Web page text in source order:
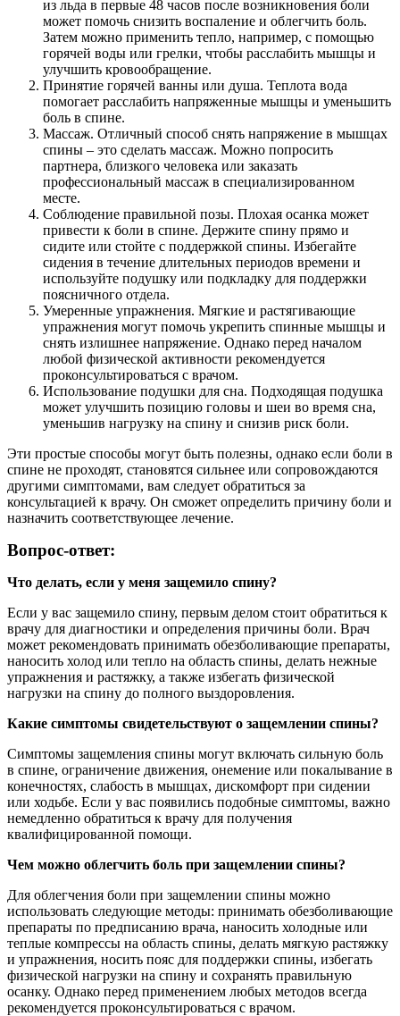
из льда в первые 48 часов после возникновения боли
может помочь снизить воспаление и облегчить боль.
Затем можно применить тепло, например, с помощью
горячей воды или грелки, чтобы расслабить мышцы и
улучшить кровообращение.
Принятие горячей ванны или душа. Теплота вода
помогает расслабить напряженные мышцы и уменьшить
боль в спине.
Массаж. Отличный способ снять напряжение в мышцах
спины – это сделать массаж. Можно попросить
партнера, близкого человека или заказать
профессиональный массаж в специализированном
месте.
Соблюдение правильной позы. Плохая осанка может
привести к боли в спине. Держите спину прямо и
сидите или стойте с поддержкой спины. Избегайте
сидения в течение длительных периодов времени и
используйте подушку или подкладку для поддержки
поясничного отдела.
Умеренные упражнения. Мягкие и растягивающие
упражнения могут помочь укрепить спинные мышцы и
снять излишнее напряжение. Однако перед началом
любой физической активности рекомендуется
проконсультироваться с врачом.
Использование подушки для сна. Подходящая подушка
может улучшить позицию головы и шеи во время сна,
уменьшив нагрузку на спину и снизив риск боли.
Эти простые способы могут быть полезны, однако если боли в
спине не проходят, становятся сильнее или сопровождаются
другими симптомами, вам следует обратиться за
консультацией к врачу. Он сможет определить причину боли и
назначить соответствующее лечение.
Вопрос-ответ:
Что делать, если у меня защемило спину?
Если у вас защемило спину, первым делом стоит обратиться к
врачу для диагностики и определения причины боли. Врач
может рекомендовать принимать обезболивающие препараты,
наносить холод или тепло на область спины, делать нежные
упражнения и растяжку, а также избегать физической
нагрузки на спину до полного выздоровления.
Какие симптомы свидетельствуют о защемлении спины?
Симптомы защемления спины могут включать сильную боль
в спине, ограничение движения, онемение или покалывание в
конечностях, слабость в мышцах, дискомфорт при сидении
или ходьбе. Если у вас появились подобные симптомы, важно
немедленно обратиться к врачу для получения
квалифицированной помощи.
Чем можно облегчить боль при защемлении спины?
Для облегчения боли при защемлении спины можно
использовать следующие методы: принимать обезболивающие
препараты по предписанию врача, наносить холодные или
теплые компрессы на область спины, делать мягкую растяжку
и упражнения, носить пояс для поддержки спины, избегать
физической нагрузки на спину и сохранять правильную
осанку. Однако перед применением любых методов всегда
рекомендуется проконсультироваться с врачом.